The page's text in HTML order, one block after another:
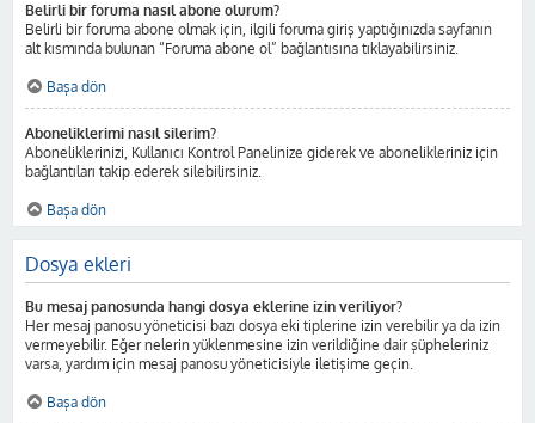
Belirli bir foruma nasıl abone olurum?
Belirli bir foruma abone olmak için, ilgili foruma giriş yaptığınızda sayfanın
alt kısmında bulunan “Foruma abone ol” bağlantısına tıklayabilirsiniz.
Başa dön
Aboneliklerimi nasıl silerim?
Aboneliklerinizi, Kullanıcı Kontrol Panelinize giderek ve abonelikleriniz için
bağlantıları takip ederek silebilirsiniz.
Başa dön
Dosya ekleri
Bu mesaj panosunda hangi dosya eklerine izin veriliyor?
Her mesaj panosu yöneticisi bazı dosya eki tiplerine izin verebilir ya da izin
vermeyebilir. Eğer nelerin yüklenmesine izin verildiğine dair şüpheleriniz
varsa, yardım için mesaj panosu yöneticisiyle iletişime geçin.
Başa dön